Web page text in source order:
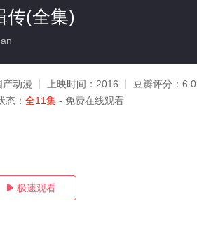
传(全集)
产动漫 上映时间： 2016 豆瓣评分： 6.0
态： 全11集 - 免费在线观看
 极速观看